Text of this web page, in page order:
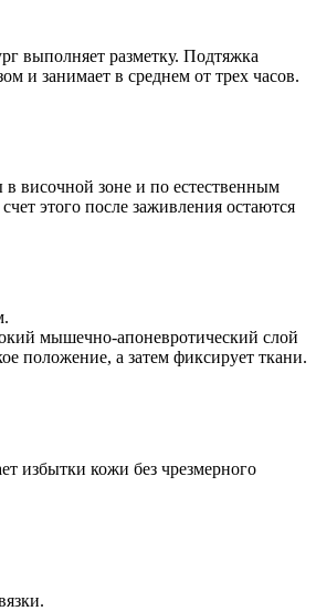
выполняет разметку. Подтяжка
и занимает в среднем от трех часов.
в височной зоне и по естественным
этого после заживления остаются
мышечно-апоневротический слой
положение, а затем фиксирует ткани.
избытки кожи без чрезмерного